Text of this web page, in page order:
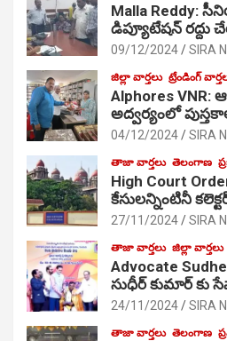
Malla Reddy:
డిప్యూటేషన్
09/12/2024 SIRA
జిల్లా వార్తలు ట్రేండింగ్
Alphores VNR:
అద్వర్యంలో
04/12/2024 SIRA
తాజా వార్తలు తెలంగాణ
High Court
కేసులన్నింటినీ
27/11/2024 SIRA
తాజా వార్తలు జిల్లా వార్తలు
Advocate
సుధీర్ కుమార్ కు
24/11/2024 SIRA
తాజా వార్తలు తెలంగాణ